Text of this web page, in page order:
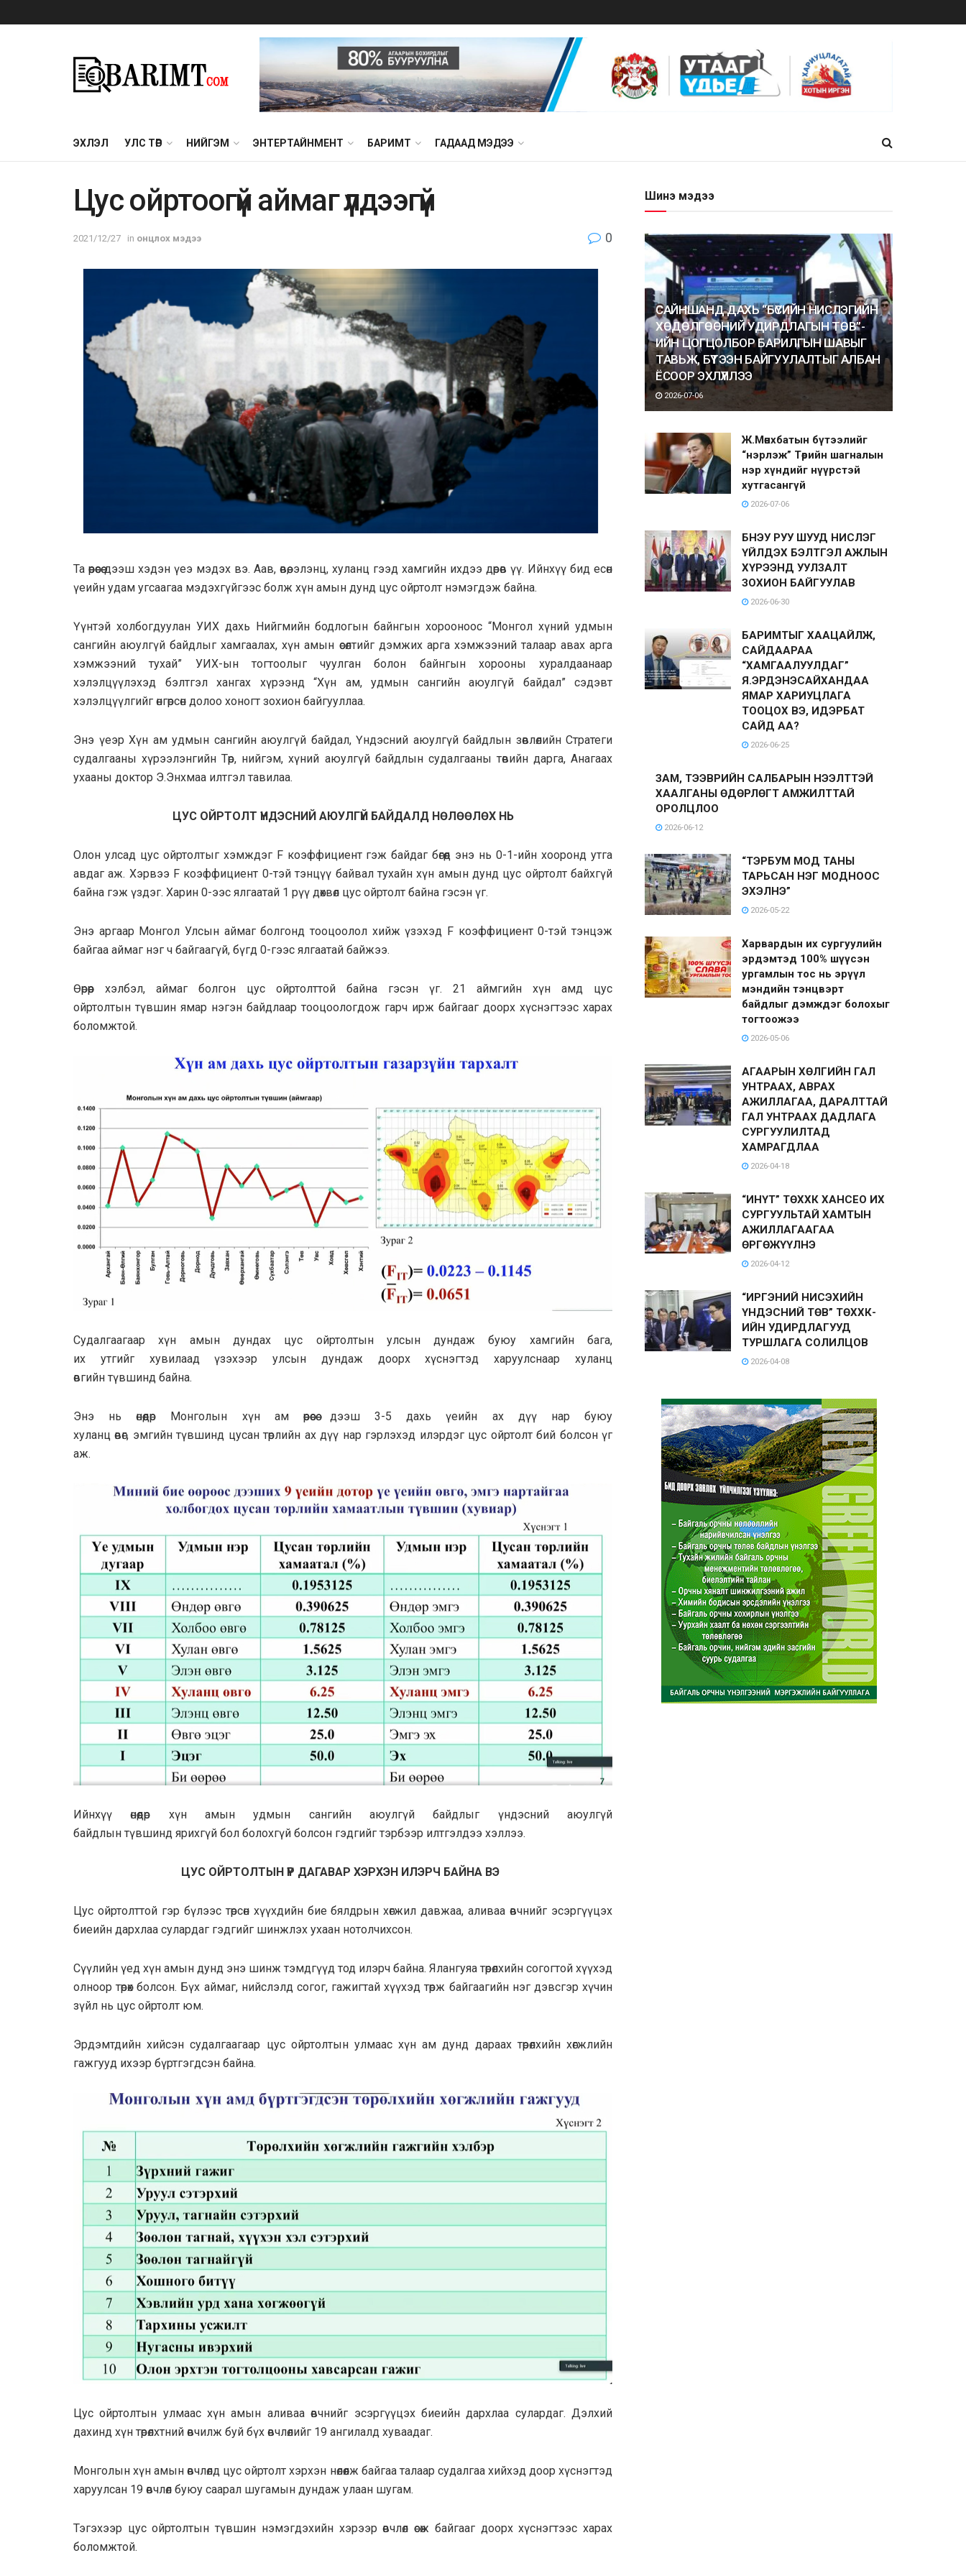
ЭХЛЭЛ УЛС ТӨР НИЙГЭМ ЭНТЕРТАЙНМЕНТ БАРИМТ ГАДААД МЭДЭЭ
Цус ойртоогүй аймаг үлдээгүй
2021/12/27 in онцлох мэдээ 0
Та өөрөөсөө дээш хэдэн үеэ мэдэх вэ. Аав, өвөө, элэнц, хуланц гээд хамгийн ихдээ дөрөв үү. Ийнхүү бид есөн
үеийн удам угсаагаа мэдэхгүйгээс болж хүн амын дунд цус ойртолт нэмэгдэж байна.
Үүнтэй холбогдуулан УИХ дахь Нийгмийн бодлогын байнгын хорооноос “Монгол хүний удмын
сангийн аюулгүй байдлыг хамгаалах, хүн амын өсөлтийг дэмжих арга хэмжээний талаар авах арга
хэмжээний тухай” УИХ-ын тогтоолыг чуулган болон байнгын хорооны хуралдаанаар
хэлэлцүүлэхэд бэлтгэл хангах хүрээнд “Хүн ам, удмын сангийн аюулгүй байдал” сэдэвт
хэлэлцүүлгийг өнгөрсөн долоо хоногт зохион байгууллаа.
Энэ үеэр Хүн ам удмын сангийн аюулгүй байдал, Үндэсний аюулгүй байдлын зөвлөлийн Стратеги
судалгааны хүрээлэнгийн Төр, нийгэм, хүний аюулгүй байдлын судалгааны төвийн дарга, Анагаах
ухааны доктор Э.Энхмаа илтгэл тавилаа.
ЦУС ОЙРТОЛТ ҮНДЭСНИЙ АЮУЛГҮЙ БАЙДАЛД НӨЛӨӨЛӨХ НЬ
Олон улсад цус ойртолтыг хэмждэг F коэффициент гэж байдаг бөгөөд энэ нь 0-1-ийн хооронд утга
авдаг аж. Хэрвээ F коэффициент 0-тэй тэнцүү байвал тухайн хүн амын дунд цус ойртолт байхгүй
байна гэж үздэг. Харин 0-ээс ялгаатай 1 рүү дөхвөл цус ойртолт байна гэсэн үг.
Энэ аргаар Монгол Улсын аймаг болгонд тооцоолол хийж үзэхэд F коэффициент 0-тэй тэнцэж
байгаа аймаг нэг ч байгаагүй, бүгд 0-гээс ялгаатай байжээ.
Өөрөөр хэлбэл, аймаг болгон цус ойртолттой байна гэсэн үг. 21 аймгийн хүн амд цус
ойртолтын түвшин ямар нэгэн байдлаар тооцоологдож гарч ирж байгааг доорх хүснэгтээс харах
боломжтой.
Судалгаагаар хүн амын дундах цус ойртолтын улсын дундаж буюу хамгийн бага,
их утгийг хувилаад үзэхээр улсын дундаж доорх хүснэгтэд харуулснаар хуланц
өвгийн түвшинд байна.
Энэ нь өнөөдөр Монголын хүн ам өөрөөсөө дээш 3-5 дахь үеийн ах дүү нар буюу
хуланц өвөг, эмгийн түвшинд цусан төрлийн ах дүү нар гэрлэхэд илэрдэг цус ойртолт бий болсон үг
аж.
Ийнхүү өнөөдөр хүн амын удмын сангийн аюулгүй байдлыг үндэсний аюулгүй
байдлын түвшинд ярихгүй бол болохгүй болсон гэдгийг тэрбээр илтгэлдээ хэллээ.
ЦУС ОЙРТОЛТЫН ҮР ДАГАВАР ХЭРХЭН ИЛЭРЧ БАЙНА ВЭ
Цус ойртолттой гэр бүлээс төрсөн хүүхдийн бие бялдрын хөгжил давжаа, аливаа өвчнийг эсэргүүцэх
биеийн дархлаа сулардаг гэдгийг шинжлэх ухаан нотолчихсон.
Сүүлийн үед хүн амын дунд энэ шинж тэмдгүүд тод илэрч байна. Ялангуяа төрөлхийн согогтой хүүхэд
олноор төрөх болсон. Бүх аймаг, нийслэлд согог, гажигтай хүүхэд төрж байгаагийн нэг дэвсгэр хүчин
зүйл нь цус ойртолт юм.
Эрдэмтдийн хийсэн судалгаагаар цус ойртолтын улмаас хүн ам дунд дараах төрөлхийн хөгжлийн
гажгууд ихээр бүртгэгдсэн байна.
Цус ойртолтын улмаас хүн амын аливаа өвчнийг эсэргүүцэх биеийн дархлаа сулардаг. Дэлхий
дахинд хүн төрөлхтний өвчилж буй бүх өвчлөлийг 19 ангилалд хуваадаг.
Монголын хүн амын өвчлөлд цус ойртолт хэрхэн нөлөөлж байгаа талаар судалгаа хийхэд доор хүснэгтэд
харуулсан 19 өвчлөл буюу саарал шугамын дундаж улаан шугам.
Тэгэхээр цус ойртолтын түвшин нэмэгдэхийн хэрээр өвчлөл өсөж байгааг доорх хүснэгтээс харах
боломжтой.
Шинэ мэдээ
САЙНШАНД ДАХЬ “БҮСИЙН НИСЛЭГИЙН
ХӨДӨЛГӨӨНИЙ УДИРДЛАГЫН ТӨВ”-
ИЙН ЦОГЦОЛБОР БАРИЛГЫН ШАВЫГ
ТАВЬЖ, БҮТЭЭН БАЙГУУЛАЛТЫГ АЛБАН
ЁСООР ЭХЛҮҮЛЛЭЭ
2026-07-06
Ж.Мөнхбатын бүтээлийг
“нэрлэж” Төрийн шагналын
нэр хүндийг нүүрстэй
хутгасангүй
2026-07-06
БНЭУ РУУ ШУУД НИСЛЭГ
ҮЙЛДЭХ БЭЛТГЭЛ АЖЛЫН
ХҮРЭЭНД УУЛЗАЛТ
ЗОХИОН БАЙГУУЛАВ
2026-06-30
БАРИМТЫГ ХААЦАЙЛЖ,
САЙДААРАА
“ХАМГААЛУУЛДАГ”
Я.ЭРДЭНЭСАЙХАНДАА
ЯМАР ХАРИУЦЛАГА
ТООЦОХ ВЭ, ИДЭРБАТ
САЙД АА?
2026-06-25
ЗАМ, ТЭЭВРИЙН САЛБАРЫН НЭЭЛТТЭЙ
ХААЛГАНЫ ӨДӨРЛӨГТ АМЖИЛТТАЙ
ОРОЛЦЛОО
2026-06-12
“ТЭРБУМ МОД ТАНЫ
ТАРЬСАН НЭГ МОДНООС
ЭХЭЛНЭ”
2026-05-22
Харвардын их сургуулийн
эрдэмтэд 100% шүүсэн
ургамлын тос нь эрүүл
мэндийн тэнцвэрт
байдлыг дэмждэг болохыг
тогтоожээ
2026-05-06
АГААРЫН ХӨЛГИЙН ГАЛ
УНТРААХ, АВРАХ
АЖИЛЛАГАА, ДАРАЛТТАЙ
ГАЛ УНТРААХ ДАДЛАГА
СУРГУУЛИЛТАД
ХАМРАГДЛАА
2026-04-18
“ИНҮТ” ТӨХХК ХАНСЕО ИХ
СУРГУУЛЬТАЙ ХАМТЫН
АЖИЛЛАГААГАА
ӨРГӨЖҮҮЛНЭ
2026-04-12
“ИРГЭНИЙ НИСЭХИЙН
ҮНДЭСНИЙ ТӨВ” ТӨХХК-
ИЙН УДИРДЛАГУУД
ТУРШЛАГА СОЛИЛЦОВ
2026-04-08